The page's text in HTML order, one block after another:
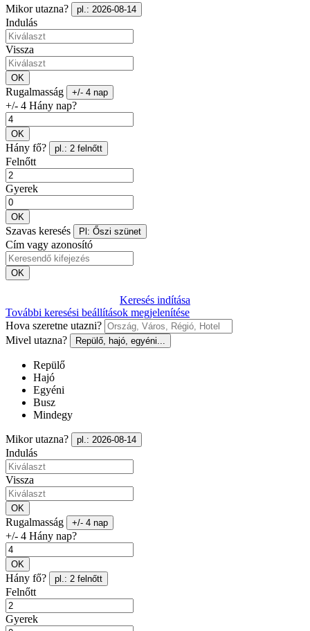
Mikor utazna? pl.: 2026-08-14
Indulás
Vissza
OK
Rugalmasság +/- 4 nap
+/- 4 Hány nap?
OK
Hány fő? pl.: 2 felnőtt
Felnőtt
Gyerek
OK
Szavas keresés Pl: Őszi szünet
Cím vagy azonosító
OK
Keresés indítása
További keresési beállítások megjelenítése
Hova szeretne utazni?
Mivel utazna?
Repülő, hajó, egyéni...
Repülő
Hajó
Egyéni
Busz
Mindegy
Mikor utazna? pl.: 2026-08-14
Indulás
Vissza
OK
Rugalmasság +/- 4 nap
+/- 4 Hány nap?
OK
Hány fő? pl.: 2 felnőtt
Felnőtt
Gyerek